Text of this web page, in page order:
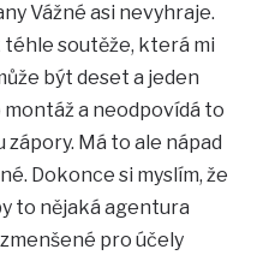
Vážné asi nevyhraje.
soutěže, která mi
být deset a jeden
a neodpovídá to
Má to ale nápad
Dokonce si myslím, že
to nějaká agentura
pro účely